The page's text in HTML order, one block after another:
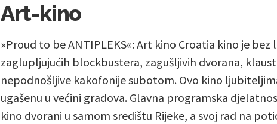
Art-kino
»Proud to be ANTIPLEKS«: Art kino Croatia kino je
zaglupljujućih blockbustera, zagušljivih dvorana,
nepodnošljive kakofonije subotom. Ovo kino
ugašenu u većini gradova. Glavna programska
kino dvorani u samom središtu Rijeke, a svoj rad na